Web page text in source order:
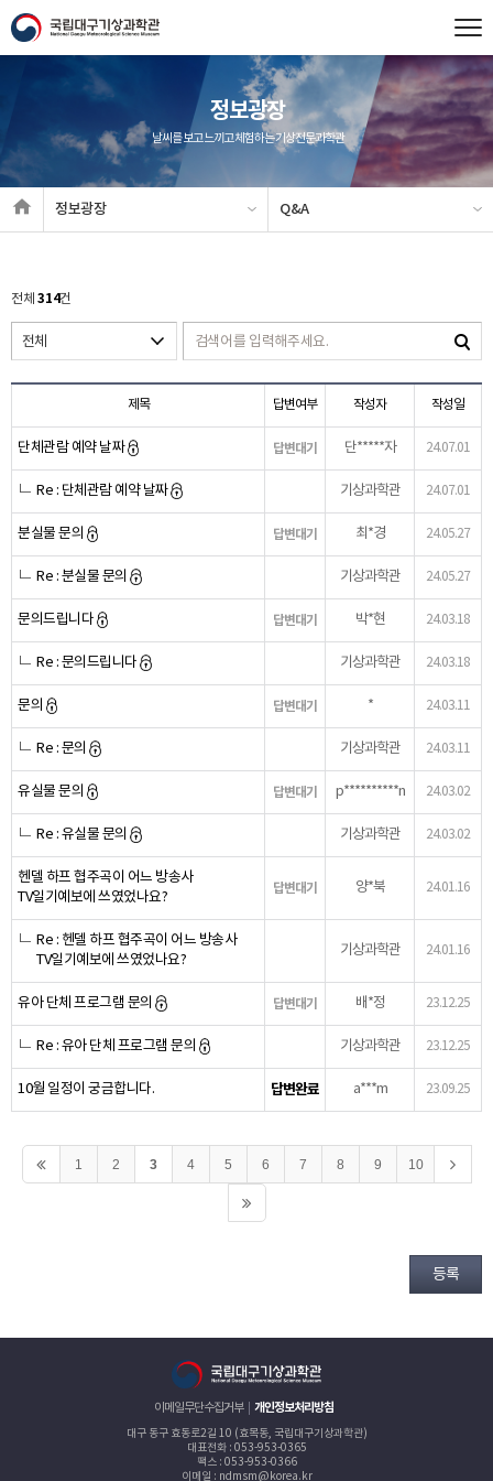
정보광장
날씨를 보고 느끼고 체험하는 기상전문과학관
정보광장 Q&A
전체314건
제목 답변여부 작성자 작성일
단체관람 예약 날짜 답변대기 단*****자 24.07.01
Re : 단체관람 예약 날짜 기상과학관 24.07.01
분실물 문의 답변대기 최*경 24.05.27
Re : 분실물 문의 기상과학관 24.05.27
문의드립니다 답변대기 박*현 24.03.18
Re : 문의드립니다 기상과학관 24.03.18
문의 답변대기 * 24.03.11
Re : 문의 기상과학관 24.03.11
유실물 문의 답변대기 p**********n 24.03.02
Re : 유실물 문의 기상과학관 24.03.02
헨델 하프 협주곡이 어느 방송사
TV일기예보에 쓰였었나요?
답변대기 양*북 24.01.16
Re : 헨델 하프 협주곡이 어느 방송사
TV일기예보에 쓰였었나요?
기상과학관 24.01.16
유아 단체 프로그램 문의 답변대기 배*정 23.12.25
Re : 유아 단체 프로그램 문의 기상과학관 23.12.25
10월 일정이 궁금합니다. 답변완료 a***m 23.09.25
1 2 3 4 5 6 7 8 9 10
등록
이메일무단수집거부 개인정보처리방침
대구 동구 효동로2길 10 (효목동, 국립대구기상과학관)
대표전화 : 053-953-0365
팩스 : 053-953-0366
이메일 : ndmsm@korea.kr